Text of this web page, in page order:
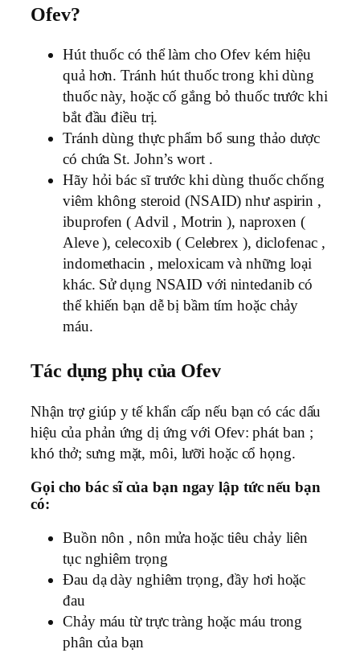
Ofev?
Hút thuốc có thể làm cho Ofev kém hiệu
quả hơn. Tránh hút thuốc trong khi dùng
thuốc này, hoặc cố gắng bỏ thuốc trước khi
bắt đầu điều trị.
Tránh dùng thực phẩm bổ sung thảo dược
có chứa St. John’s wort .
Hãy hỏi bác sĩ trước khi dùng thuốc chống
viêm không steroid (NSAID) như aspirin ,
ibuprofen ( Advil , Motrin ), naproxen (
Aleve ), celecoxib ( Celebrex ), diclofenac ,
indomethacin , meloxicam và những loại
khác. Sử dụng NSAID với nintedanib có
thể khiến bạn dễ bị bầm tím hoặc chảy
máu.
Tác dụng phụ của Ofev
Nhận trợ giúp y tế khẩn cấp nếu bạn có các dấu
hiệu của phản ứng dị ứng với Ofev: phát ban ;
khó thở; sưng mặt, môi, lưỡi hoặc cổ họng.
Gọi cho bác sĩ của bạn ngay lập tức nếu bạn
có:
Buồn nôn , nôn mửa hoặc tiêu chảy liên
tục nghiêm trọng
Đau dạ dày nghiêm trọng, đầy hơi hoặc
đau
Chảy máu từ trực tràng hoặc máu trong
phân của bạn